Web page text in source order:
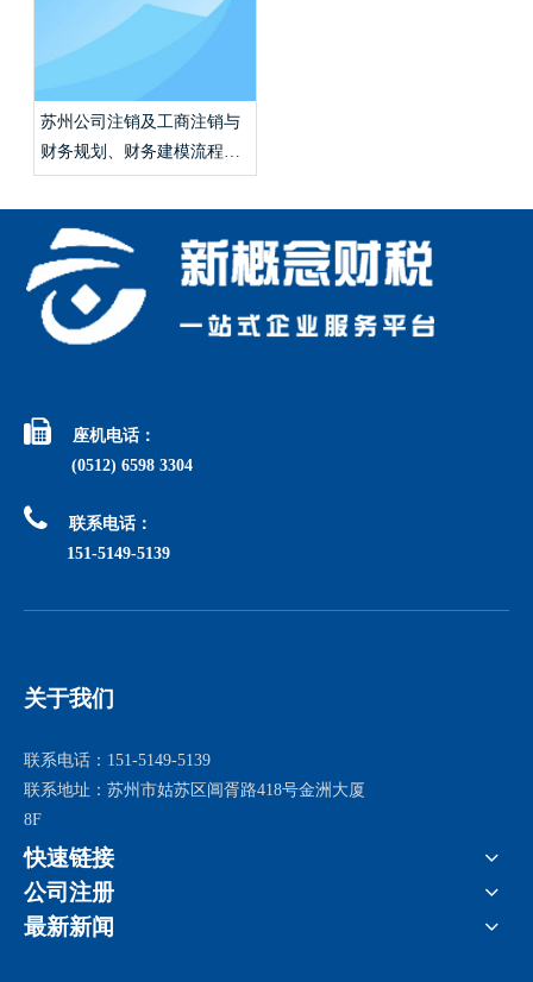
苏州公司注销及工商注销与
财务规划、财务建模流程怎
么走？

座机电话：
(0512) 6598 3304

联系电话：
151-5149-5139
关于我们
联系电话：151-5149-5139
联系地址：苏州市姑苏区阊胥路418号金洲大厦
8F
快速链接
公司注册
最新新闻